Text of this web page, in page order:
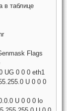
в таблице
Flags
UG 0 0 0 eth1
U 0 0 0
U 0 0 0 lo